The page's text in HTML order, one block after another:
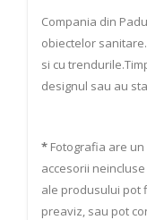
Compania din
obiectelor
si cu
designul sau au
* Fotografia are
accesorii
ale produsului pot
preaviz, sau pot